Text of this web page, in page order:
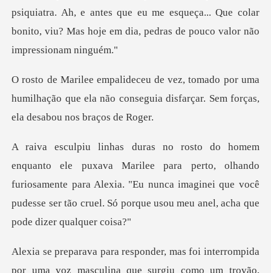
psiquiatra. Ah, e antes que eu me
or uma
humilhação que ela não conseguia disfarç
ra perto, olhando
furiosamente para Alexia. "Eu nunca imaginei que você
pudess
e surgiu como um trovão,